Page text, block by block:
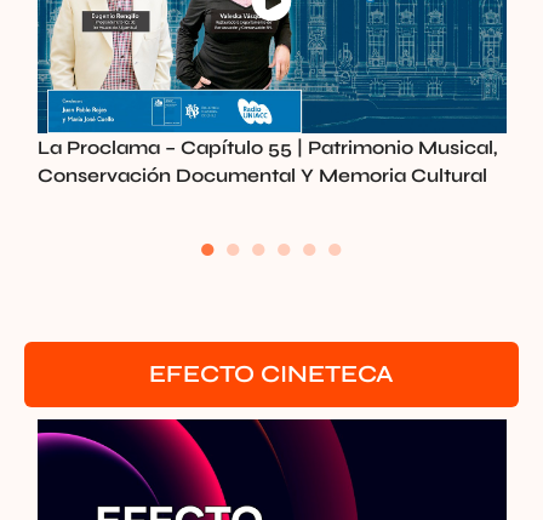
La Proclama – Capítulo 55 | Patrimonio Musical,
Conservación Documental Y Memoria Cultural
● ● ● ● ● ●
EFECTO CINETECA